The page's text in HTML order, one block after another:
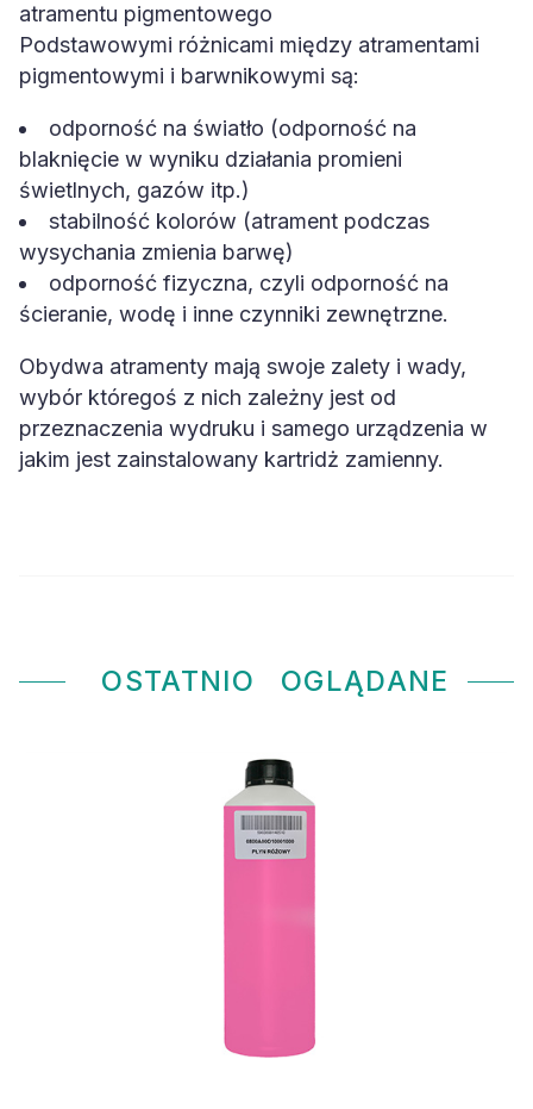
atramentu pigmentowego
Podstawowymi różnicami między atramentami
pigmentowymi i barwnikowymi są:
odporność na światło (odporność na
blaknięcie w wyniku działania promieni
świetlnych, gazów itp.)
stabilność kolorów (atrament podczas
wysychania zmienia barwę)
odporność fizyczna, czyli odporność na
ścieranie, wodę i inne czynniki zewnętrzne.
Obydwa atramenty mają swoje zalety i wady,
wybór któregoś z nich zależny jest od
przeznaczenia wydruku i samego urządzenia w
jakim jest zainstalowany kartridż zamienny.
OSTATNIO OGLĄDANE